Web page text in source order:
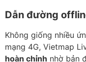
Dẫn đường
Không giống nhiều
mạng 4G, Vietmap
hoàn chỉnh nhờ bản